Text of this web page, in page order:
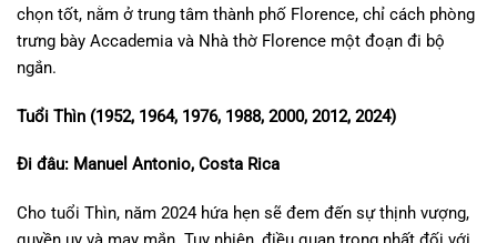
chọn tốt, nằm ở trung tâm thành phố Florence, chỉ cách phòng
trưng bày Accademia và Nhà thờ Florence một đoạn đi bộ
ngắn.
Tuổi Thìn (1952, 1964, 1976, 1988, 2000, 2012, 2024)
​Đi đâu: Manuel Antonio, Costa Rica
Cho tuổi Thìn, năm 2024 hứa hẹn sẽ đem đến sự thịnh vượng,